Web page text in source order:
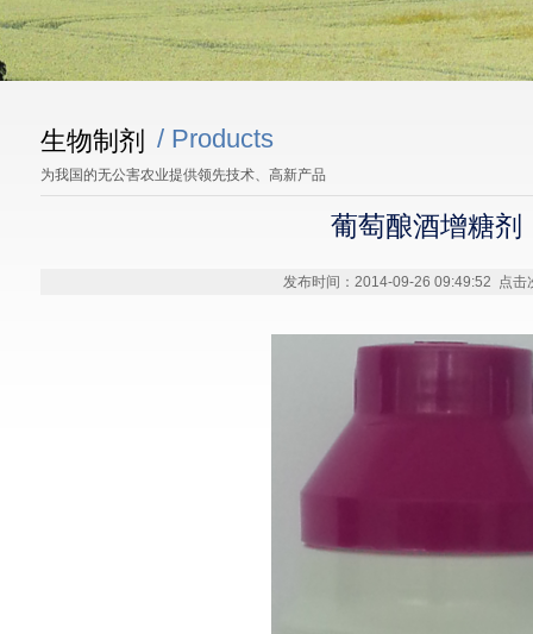
生物制剂 / Products
为我国的无公害农业提供领先技术、高新产品
葡萄酿酒增糖剂
发布时间：2014-09-26 09:49:52 点击